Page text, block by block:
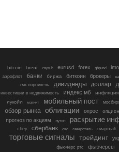
bitcoin brent cnyrub eurusd forex gbpusd
аэрофлот банки биржа биткоин брокеры
гмк норникель
дивиденды доллар
инвестиции в недвижимость индекс мб
инфляция
лукойл
магнит мобильный пост
обзор рынка облигации опрос
прогноз по акциям путин раскрытие
сбер сбербанк сво северсталь смартлаб
торговые сигналы трейдинг
фьючерс ртс фьючерсы